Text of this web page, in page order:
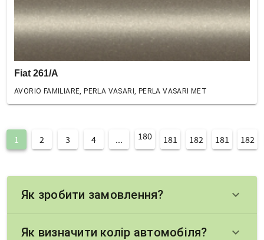
Fiat 261/A
AVORIO FAMILIARE, PERLA VASARI, PERLA VASARI MET
1 2 3 4 ... 180 181 182 181 182
Як зробити замовлення? keyboard_arrow_down
Як визначити колір автомобіля? keyboard_arrow_down